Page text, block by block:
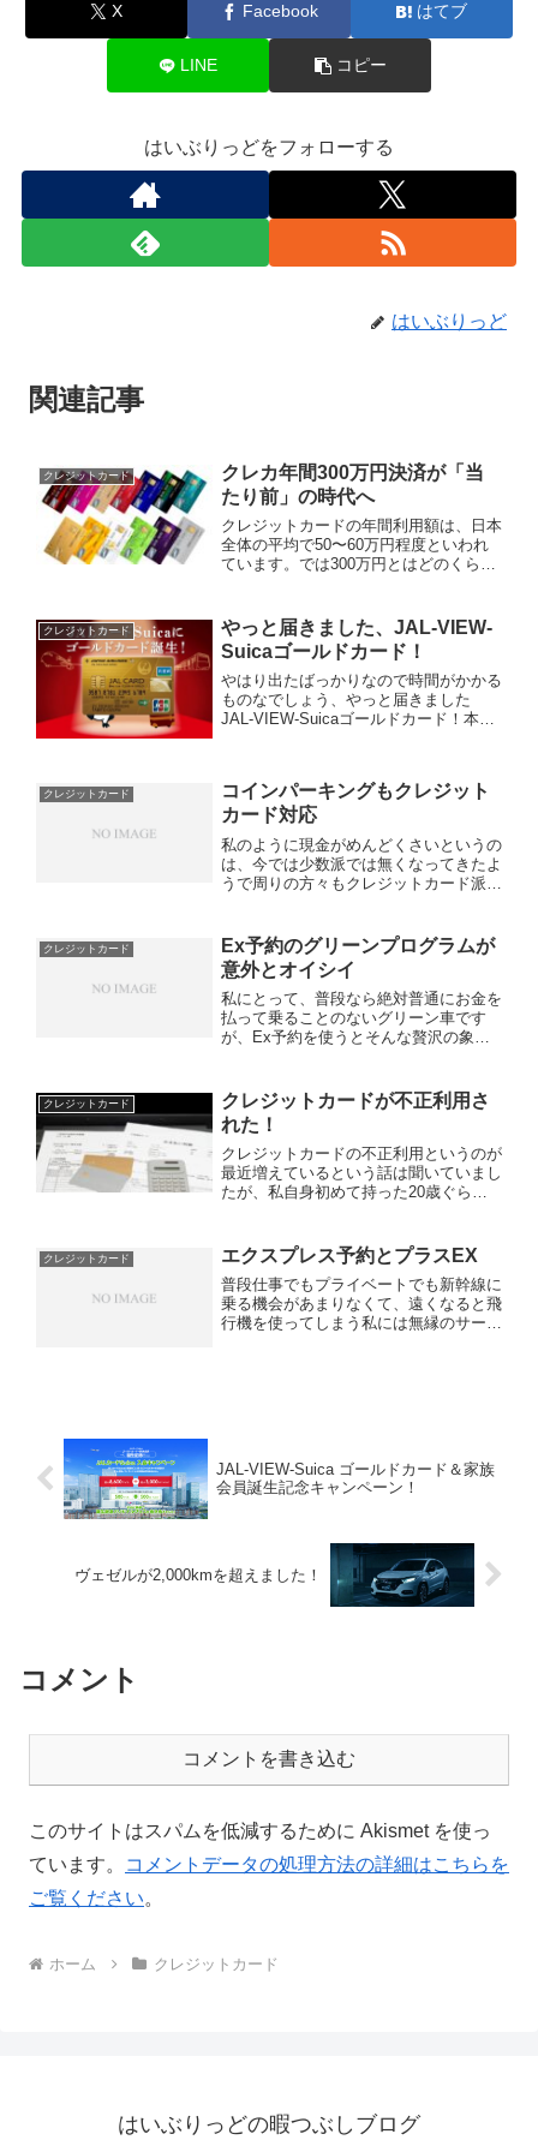
X Facebook はてブ
LINE コピー
はいぶりっどをフォローする
はいぶりっど
関連記事
クレジットカード
クレカ年間300万円決済が「当
たり前」の時代へ
クレジットカードの年間利用額は、日本
全体の平均で50〜60万円程度といわれ
ています。では300万円とはどのくらい
費・旅行費などをすべてカードに集約す
れば、共働き世帯や可...
クレジットカード
やっと届きました、JAL-VIEW-
Suicaゴールドカード！
やはり出たばっかりなので時間がかかる
ものなでしょう、やっと届きました
JAL-VIEW-Suicaゴールドカード！本当
発行され...
クレジットカード
コインパーキングもクレジット
カード対応
私のように現金がめんどくさいというの
は、今では少数派では無くなってきたよ
うで周りの方々もクレジットカード派が
この増税・値上げ時代には現金よりお得
だということが浸透してき...
クレジットカード
Ex予約のグリーンプログラムが
意外とオイシイ
私にとって、普段なら絶対普通にお金を
払って乗ることのないグリーン車です
が、Ex予約を使うとそんな贅沢の象徴
ていませんでしたがこれは意外とオイシ
イんです。私も博多を往復し...
クレジットカード
クレジットカードが不正利用さ
れた！
クレジットカードの不正利用というのが
最近増えているという話は聞いていまし
たが、私自身初めて持った20歳ぐらい
のために新幹線に乗っていたところ、ス
マホに1通のSMSが届き...
クレジットカード エクスプレス予約とプラスEX
普段仕事でもプライベートでも新幹線に
乗る機会があまりなくて、遠くなると飛
行機を使ってしまう私には無縁のサービ
JAL-VIEW-Suica ゴールドカード＆家族
会員誕生記念キャンペーン！
ヴェゼルが2,000kmを超えました！
コメント
コメントを書き込む
このサイトはスパムを低減するために Akismet を使っ
ています。
コメントデータの処理方法の詳細はこちらを
ご覧ください。
ホーム クレジットカード
はいぶりっどの暇つぶしブログ